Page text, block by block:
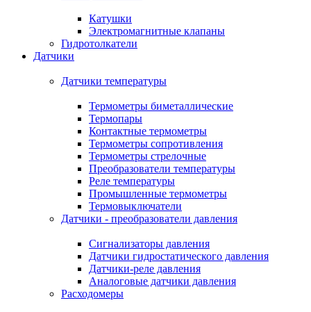
Катушки
Электромагнитные клапаны
Гидротолкатели
Датчики
Датчики температуры
Термометры биметаллические
Термопары
Контактные термометры
Термометры сопротивления
Термометры стрелочные
Преобразователи температуры
Реле температуры
Промышленные термометры
Термовыключатели
Датчики - преобразователи давления
Сигнализаторы давления
Датчики гидростатического давления
Датчики-реле давления
Аналоговые датчики давления
Расходомеры